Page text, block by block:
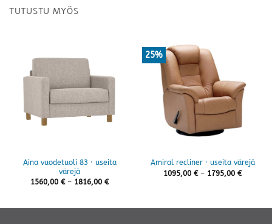
TUTUSTU MYÖS
Aina vuodetuoli 83 · useita
värejä
1560,00 € – 1816,00 €Hintaluokka:
25%
Amiral recliner · useita värejä
1095,00 € – 1795,00 €